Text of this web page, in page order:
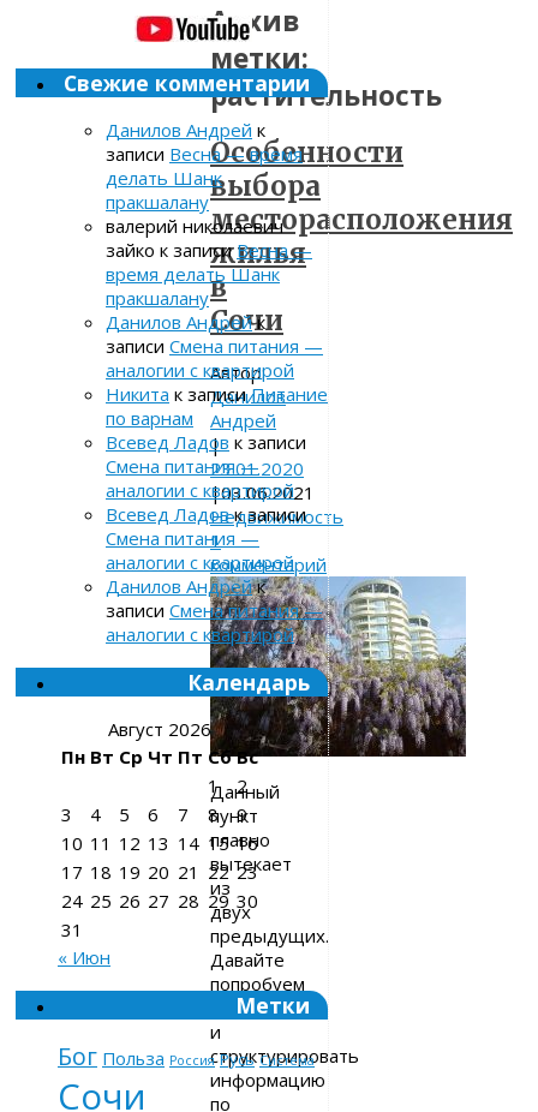
Архив
метки:
растительность
Особенности
выбора
месторасположения
жилья
в
Сочи
Автор:
Данилов
Андрей
|
23.01.2020
|03.06.2021
Недвижимость
1
комментарий
Данный
пункт
плавно
вытекает
из
двух
предыдущих.
Давайте
попробуем
обобщить
и
структурировать
информацию
по
Свежие комментарии
Данилов Андрей к
записи Весна — время
делать Шанк
пракшалану
валерий николаевич
зайко к записиВесна —
время делать Шанк
пракшалану
Данилов Андрейк
записи Смена питания —
аналогии с квартирой
Никита к записиПитание
по варнам
Всевед Ладов к записи
Смена питания —
аналогии с квартирой
Всевед Ладовк записи
Смена питания —
аналогии с квартирой
Данилов Андрейк
записи Смена питания —
аналогии с квартирой
Календарь
Август 2026
Пн Вт Ср Чт Пт Сб Вс
1
2
3
4 5 6 7 8
9
10 11 12 13 14 15 16
17 18 19 20 21 22 23
24 25 26 27 28 29 30
31
« Июн
Метки
Бог Польза Россия Русь Система
Сочи